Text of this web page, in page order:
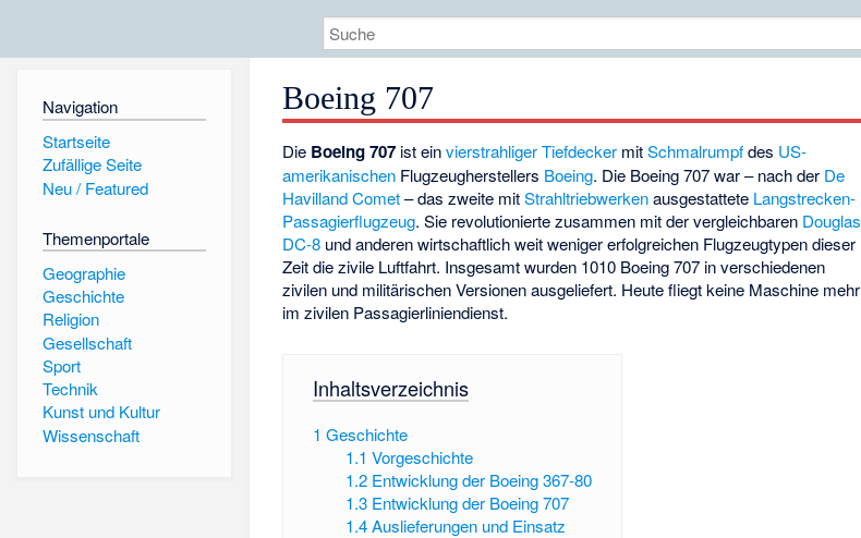
Navigation
Startseite
Zufällige Seite
Neu / Featured
Themenportale
Geographie
Geschichte
Religion
Gesellschaft
Sport
Technik
Kunst und Kultur
Wissenschaft
Boeing 707
Die Boeing 707 ist einvierstrahliger Tiefdecker mitSchmalrumpfdes US-
amerikanischen Flugzeugherstellers Boeing. Die Boeing 707 war – nach der De
Havilland Comet– das zweite mitStrahltriebwerkenausgestattete Langstrecken-
Passagierflugzeug. Sie revolutionierte zusammen mit der vergleichbaren Douglas
DC-8 und anderen wirtschaftlich weit weniger erfolgreichen Flugzeugtypen dieser
Zeit die zivile Luftfahrt. Insgesamt wurden 1010 Boeing 707 in verschiedenen
zivilen und militärischen Versionen ausgeliefert. Heute fliegt keine Maschine mehr
im zivilen Passagierliniendienst.
Inhaltsverzeichnis
1 Geschichte
1.1 Vorgeschichte
1.2 Entwicklung der Boeing 367-80
1.3 Entwicklung der Boeing 707
1.4 Auslieferungen und Einsatz